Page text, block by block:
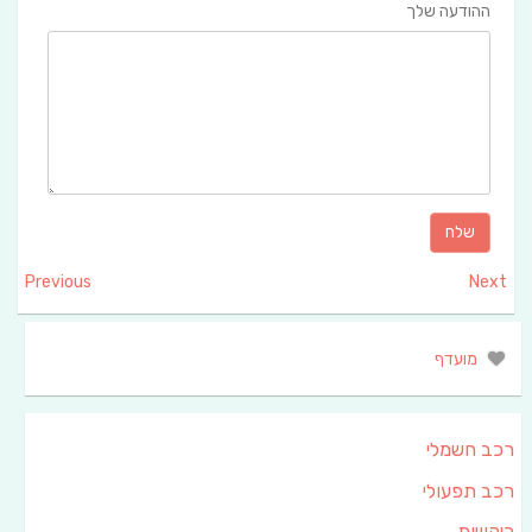
ההודעה שלך
Previous Next
מועדף
רכב חשמלי
רכב תפעולי